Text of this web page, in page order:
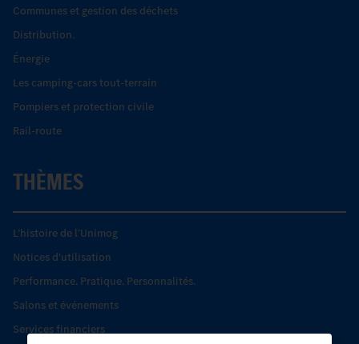
Communes et gestion des déchets
Distribution.
Énergie
Les camping-cars tout-terrain
Pompiers et protection civile
Rail-route
THÈMES
L’histoire de l’Unimog
Notices d'utilisation
Performance. Pratique. Personnalités.
Salons et événements
Services financiers